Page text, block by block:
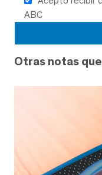
ABC
Otras notas